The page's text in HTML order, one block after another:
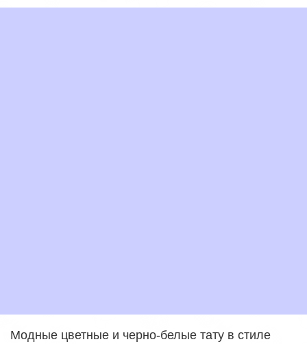
Модные цветные и черно-белые тату в стиле